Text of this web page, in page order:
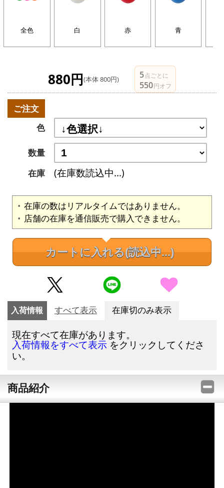
全色 白 赤 青
880円(本体 800円) 5点ごとに
550円オフ
ご注文
色
数量
在庫
(在庫数読込中...)
在庫の数はリアルタイムではありません。
店舗の在庫を通信販売で購入できません。
カートに入れる(読込中...)
入荷情報 すべて表示 在庫切のみ表示
現在すべて在庫があります。
入荷情報をすべて表示 をクリックしてくださ
い。
商品紹介